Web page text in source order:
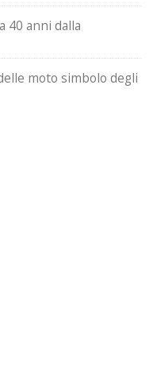
40 anni dalla
moto simbolo degli